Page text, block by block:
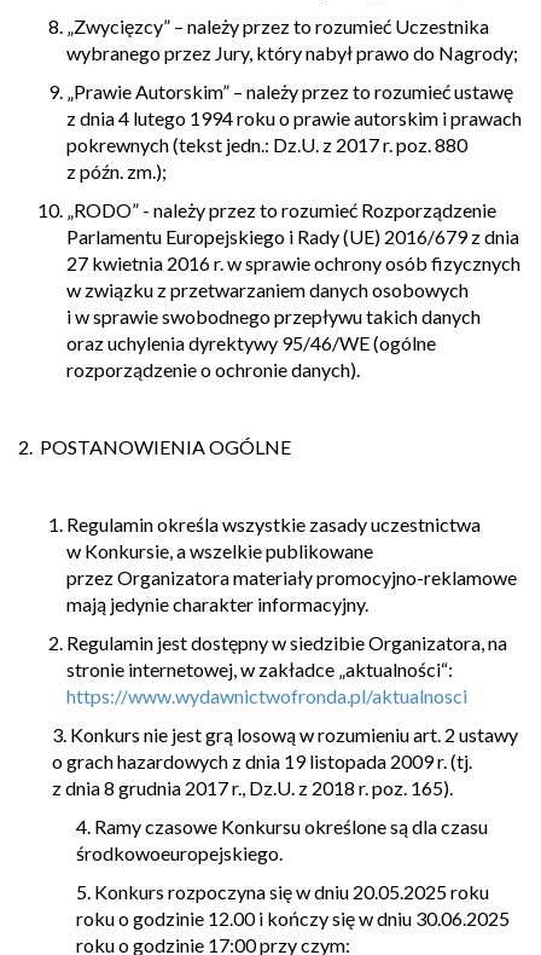
„Zwycięzcy” – należy przez to rozumieć Uczestnika
wybranego przez Jury, który nabył prawo do Nagrody;
„Prawie Autorskim” – należy przez to rozumieć ustawę
z dnia 4 lutego 1994 roku o prawie autorskim i prawach
pokrewnych (tekst jedn.: Dz.U. z 2017 r. poz. 880
z późn. zm.);
„RODO” - należy przez to rozumieć Rozporządzenie
Parlamentu Europejskiego i Rady (UE) 2016/679 z dnia
27 kwietnia 2016 r. w sprawie ochrony osób fizycznych
w związku z przetwarzaniem danych osobowych
i w sprawie swobodnego przepływu takich danych
oraz uchylenia dyrektywy 95/46/WE (ogólne
rozporządzenie o ochronie danych).
2. POSTANOWIENIA OGÓLNE
Regulamin określa wszystkie zasady uczestnictwa
w Konkursie, a wszelkie publikowane
przez Organizatora materiały promocyjno-reklamowe
mają jedynie charakter informacyjny.
Regulamin jest dostępny w siedzibie Organizatora, na
stronie internetowej, w zakładce „aktualności“:
https://www.wydawnictwofronda.pl/aktualnosci
3. Konkurs nie jest grą losową w rozumieniu art. 2 ustawy
o grach hazardowych z dnia 19 listopada 2009 r. (tj.
z dnia 8 grudnia 2017 r., Dz.U. z 2018 r. poz. 165).
4. Ramy czasowe Konkursu określone są dla czasu
środkowoeuropejskiego.
5. Konkurs rozpoczyna się w dniu 20.05.2025 roku
roku o godzinie 12.00 i kończy się w dniu 30.06.2025
roku o godzinie 17:00 przy czym: